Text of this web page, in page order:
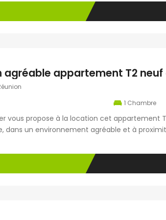
1 Chambre
vous propose à la location cet appartement
dans un environnement agréable et à
salle d’eau avec […]
des Cabris
Père Maitre Ravine des
SAINT PIERRE
28 56
Nicole La Rivière 97421
118, avenue
0262 41 08 80
Saint Benoit